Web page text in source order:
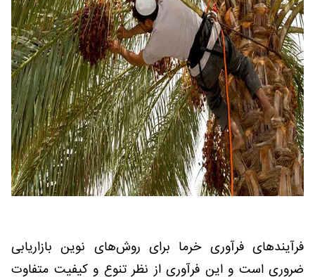
فرآیندهای فرآوری خرما برای روش‌های نوین بازاریابی
ضروری است و این فرآوری از نظر تنوع و کیفیت متفاوت